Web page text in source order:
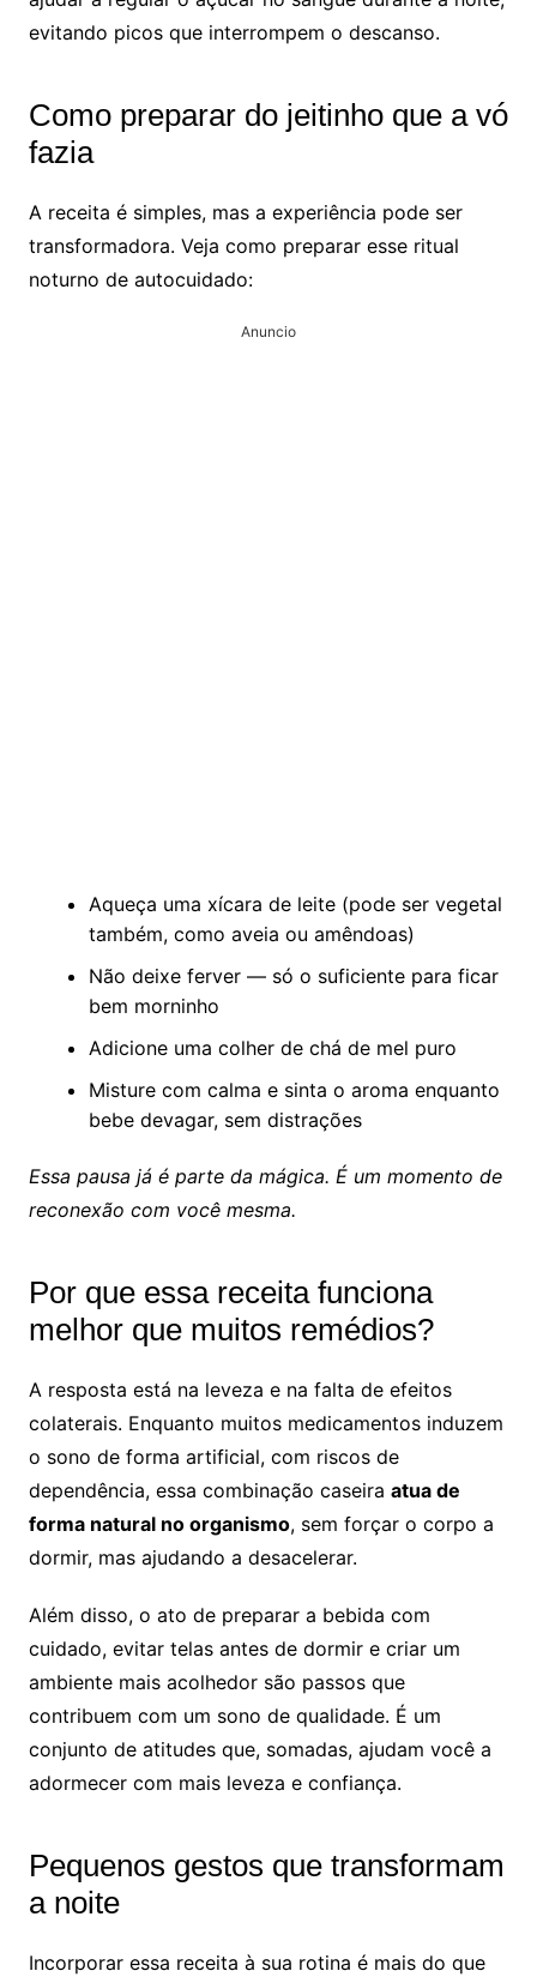
evitando picos que interrompem o descanso.
Como preparar do jeitinho que a vó
fazia
A receita é simples, mas a experiência pode ser
transformadora. Veja como preparar esse ritual
noturno de autocuidado:
Anuncio
Aqueça uma xícara de leite (pode ser vegetal
também, como aveia ou amêndoas)
Não deixe ferver — só o suficiente para ficar
bem morninho
Adicione uma colher de chá de mel puro
Misture com calma e sinta o aroma enquanto
bebe devagar, sem distrações
Essa pausa já é parte da mágica. É um momento de
reconexão com você mesma.
Por que essa receita funciona
melhor que muitos remédios?
A resposta está na leveza e na falta de efeitos
colaterais. Enquanto muitos medicamentos induzem
o sono de forma artificial, com riscos de
dependência, essa combinação caseira atua de
forma natural no organismo, sem forçar o corpo a
dormir, mas ajudando a desacelerar.
Além disso, o ato de preparar a bebida com
cuidado, evitar telas antes de dormir e criar um
ambiente mais acolhedor são passos que
contribuem com um sono de qualidade. É um
conjunto de atitudes que, somadas, ajudam você a
adormecer com mais leveza e confiança.
Pequenos gestos que transformam
a noite
Incorporar essa receita à sua rotina é mais do que